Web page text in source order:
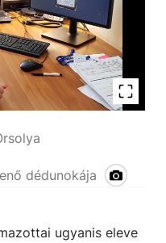
dédunokája
ugyanis eleve